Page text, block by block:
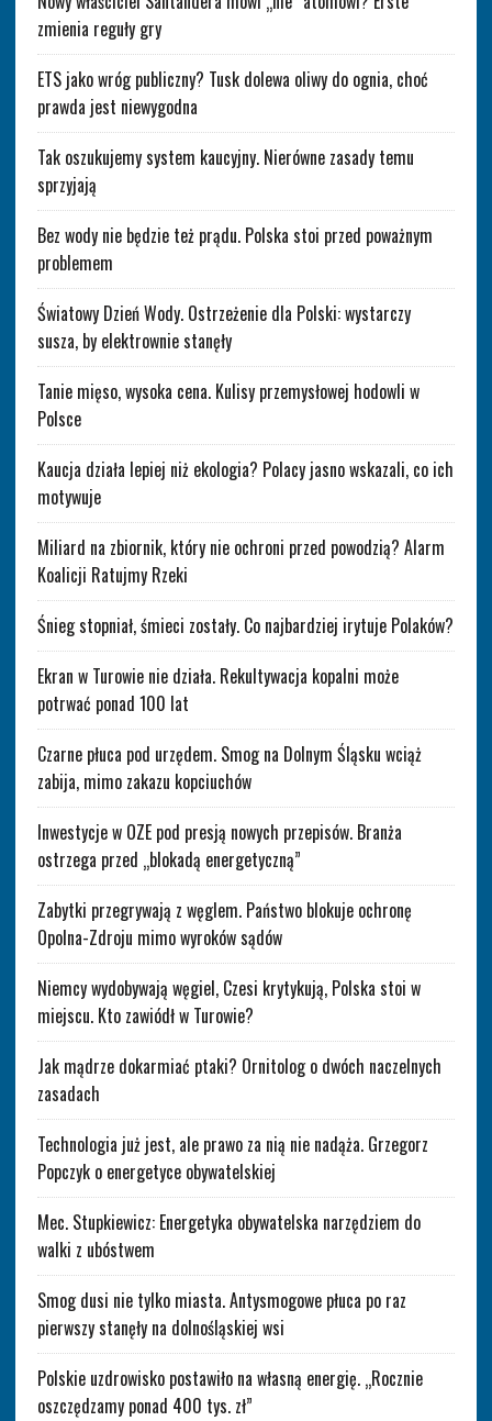
zmienia reguły gry
ETS jako wróg publiczny? Tusk dolewa oliwy do ognia, choć
prawda jest niewygodna
Tak oszukujemy system kaucyjny. Nierówne zasady temu
sprzyjają
Bez wody nie będzie też prądu. Polska stoi przed poważnym
problemem
Światowy Dzień Wody. Ostrzeżenie dla Polski: wystarczy
susza, by elektrownie stanęły
Tanie mięso, wysoka cena. Kulisy przemysłowej hodowli w
Polsce
Kaucja działa lepiej niż ekologia? Polacy jasno wskazali, co ich
motywuje
Miliard na zbiornik, który nie ochroni przed powodzią? Alarm
Koalicji Ratujmy Rzeki
Śnieg stopniał, śmieci zostały. Co najbardziej irytuje Polaków?
Ekran w Turowie nie działa. Rekultywacja kopalni może
potrwać ponad 100 lat
Czarne płuca pod urzędem. Smog na Dolnym Śląsku wciąż
zabija, mimo zakazu kopciuchów
Inwestycje w OZE pod presją nowych przepisów. Branża
ostrzega przed „blokadą energetyczną”
Zabytki przegrywają z węglem. Państwo blokuje ochronę
Opolna-Zdroju mimo wyroków sądów
Niemcy wydobywają węgiel, Czesi krytykują, Polska stoi w
miejscu. Kto zawiódł w Turowie?
Jak mądrze dokarmiać ptaki? Ornitolog o dwóch naczelnych
zasadach
Technologia już jest, ale prawo za nią nie nadąża. Grzegorz
Popczyk o energetyce obywatelskiej
Mec. Stupkiewicz: Energetyka obywatelska narzędziem do
walki z ubóstwem
Smog dusi nie tylko miasta. Antysmogowe płuca po raz
pierwszy stanęły na dolnośląskiej wsi
Polskie uzdrowisko postawiło na własną energię. „Rocznie
oszczędzamy ponad 400 tys. zł”